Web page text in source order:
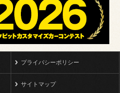
プライバシーポリシー
サイトマップ